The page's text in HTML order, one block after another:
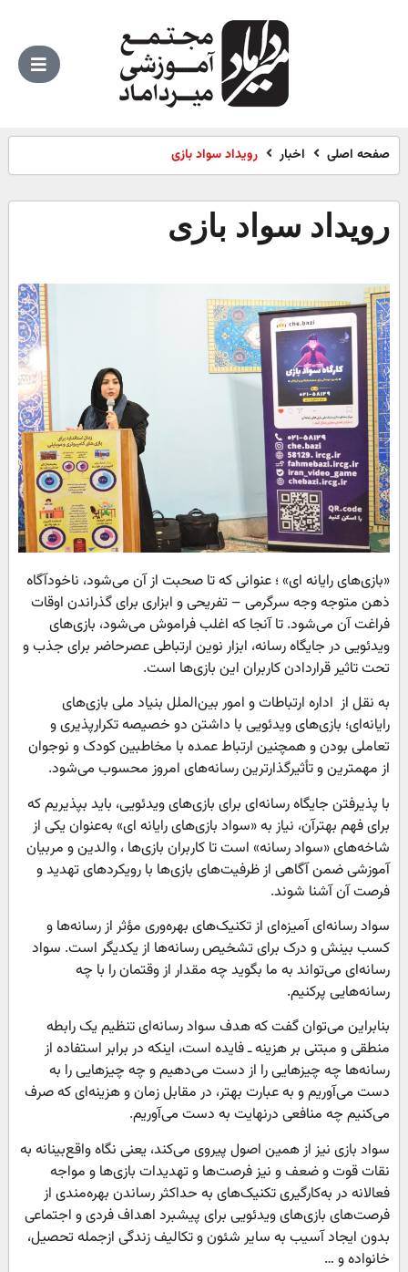
صفحه اصلی اخبار رویداد سواد بازی
رویداد سواد بازی
«بازی‌های رایانه ای» ؛ عنوانی که تا صحبت از آن می‌شود، ناخودآگاه
ذهن متوجه وجه سرگرمی – تفریحی و ابزاری برای گذراندن اوقات
فراغت آن می‌شود. تا آنجا که اغلب فراموش می‌شود، بازی‌های
ویدئویی در جایگاه رسانه، ابزار نوین ارتباطی عصرحاضر برای جذب و
تحت تاثیر قراردادن کاربران این بازی‌ها است.
به نقل از اداره ارتباطات و امور بین‌الملل بنیاد ملی بازی‌های
رایانه‌ای؛ بازی‌های ویدئویی با داشتن دو خصیصه تکرارپذیری و
تعاملی بودن و همچنین ارتباط عمده با مخاطبین کودک و نوجوان
از مهمترین و تأثیرگذارترین رسانه‌های امروز محسوب می‌شود.
با پذیرفتن جایگاه رسانه‌ای برای بازی‌های ویدئویی، باید بپذیریم که
برای فهم بهترآن، نیاز به «سواد بازی‌های رایانه ای» به‌عنوان یکی از
شاخه‌های «سواد رسانه» است تا کاربران بازی‌ها ، والدین و مربیان
آموزشی ضمن آگاهی از ظرفیت‌های بازی‌ها با رویکردهای تهدید و
فرصت آن آشنا شوند.
سواد رسانه‌ای آمیزه‌ای از تکنیک‌های بهره‌وری مؤثر از رسانه‌ها و
کسب بینش و درک برای تشخیص رسانه‌ها از یکدیگر است. سواد
رسانه‌ای می‌تواند به ما بگوید چه مقدار از وقتمان را با چه
رسانه‌هایی پرکنیم.
بنابراین می‌توان گفت که هدف سواد رسانه‌ای تنظیم یک رابطه
منطقی و مبتنی بر هزینه ـ فایده است، اینکه در برابر استفاده از
رسانه‌ها چه چیزهایی را از دست می‌دهیم و چه چیزهایی را به
دست می‌آوریم و به عبارت بهتر، در مقابل زمان و هزینه‌ای که صرف
می‌کنیم چه منافعی درنهایت به دست می‌آوریم.
سواد بازی نیز از همین اصول پیروی می‌کند، یعنی نگاه واقع‌بینانه به
نقات قوت و ضعف و نیز فرصت‌ها و تهدیدات بازی‌ها و مواجه
فعالانه در به‌کارگیری تکنیک‌های به حداکثر رساندن بهره‌مندی از
فرصت‌های بازی‌های ویدئویی برای پیشبرد اهداف فردی و اجتماعی
بدون ایجاد آسیب به سایر شئون و تکالیف زندگی ازجمله تحصیل،
خانواده و …